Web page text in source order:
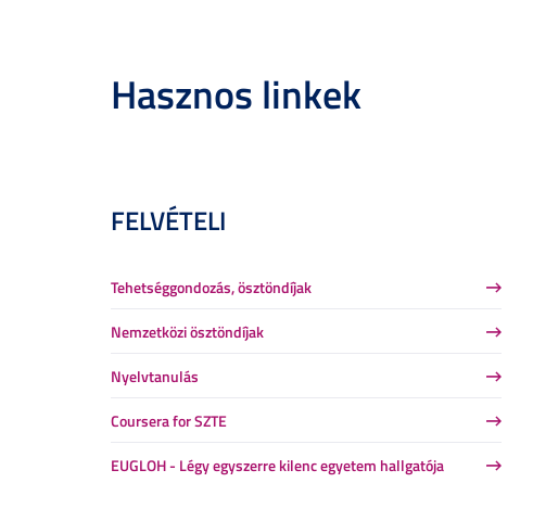
Hasznos linkek
FELVÉTELI
Tehetséggondozás, ösztöndíjak
Nemzetközi ösztöndíjak
Nyelvtanulás
Coursera for SZTE
EUGLOH - Légy egyszerre kilenc egyetem hallgatója